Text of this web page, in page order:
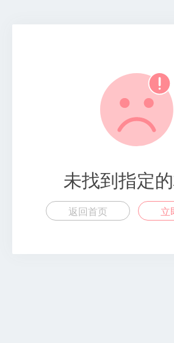
未找到指定
返回首页 立